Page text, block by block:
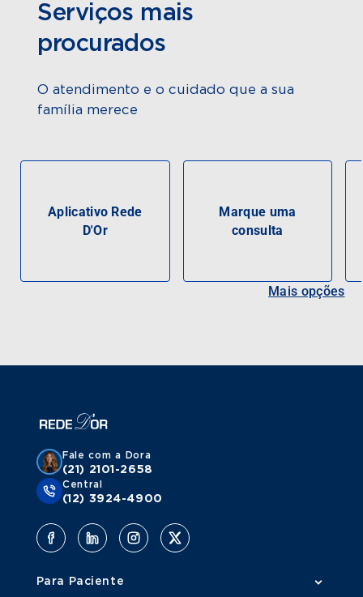
Serviços mais
procurados
O atendimento e o cuidado que a sua
família merece
Aplicativo Rede
D'Or
Marque uma
consulta
Mais opções
Fale com a Dora
(21) 2101-2658
Central
(12) 3924-4900
Para Paciente